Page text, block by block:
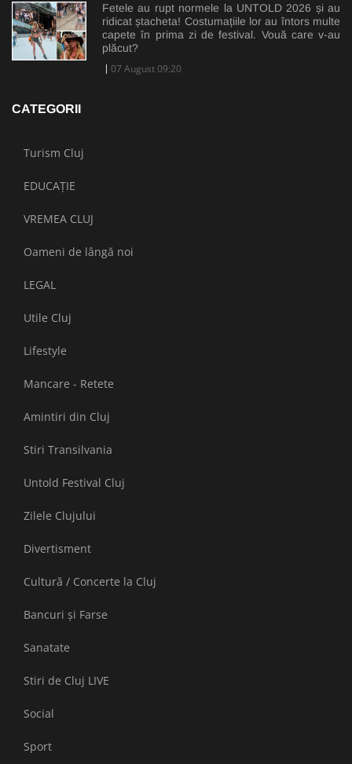
Fetele au rupt normele la UNTOLD 2026 și au
ridicat ștacheta! Costumațiile lor au întors multe
capete în prima zi de festival. Vouă care v-au
plăcut?
07 August 09:20
CATEGORII
Turism Cluj
EDUCAȚIE
VREMEA CLUJ
Oameni de lângă noi
LEGAL
Utile Cluj
Lifestyle
Mancare - Retete
Amintiri din Cluj
Stiri Transilvania
Untold Festival Cluj
Zilele Clujului
Divertisment
Cultură / Concerte la Cluj
Bancuri și Farse
Sanatate
Stiri de Cluj LIVE
Social
Sport